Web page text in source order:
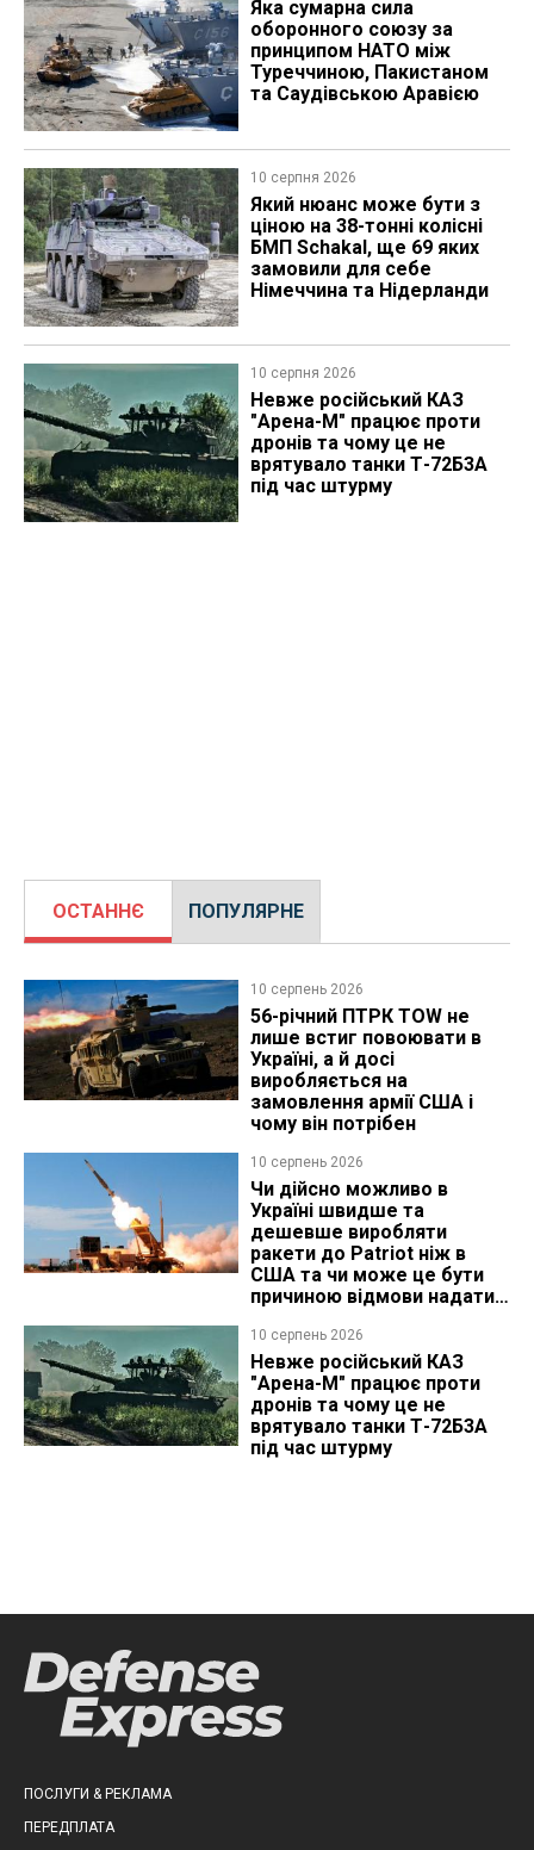
Яка сумарна сила
оборонного союзу за
принципом НАТО між
Туреччиною, Пакистаном
та Саудівською Аравією
10 серпня 2026
Який нюанс може бути з
ціною на 38-тонні колісні
БМП Schakal, ще 69 яких
замовили для себе
Німеччина та Нідерланди
10 серпня 2026
Невже російський КАЗ
"Арена-М" працює проти
дронів та чому це не
врятувало танки Т-72Б3А
під час штурму
ОСТАННЄ ПОПУЛЯРНЕ
10 серпень 2026
56-річний ПТРК TOW не
лише встиг повоювати в
Україні, а й досі
виробляється на
замовлення армії США і
чому він потрібен
10 серпень 2026
Чи дійсно можливо в
Україні швидше та
дешевше виробляти
ракети до Patriot ніж в
США та чи може це бути
причиною відмови надати
10 серпень 2026
Невже російський КАЗ
"Арена-М" працює проти
дронів та чому це не
врятувало танки Т-72Б3А
під час штурму
ПОСЛУГИ & РЕКЛАМА
ПЕРЕДПЛАТА